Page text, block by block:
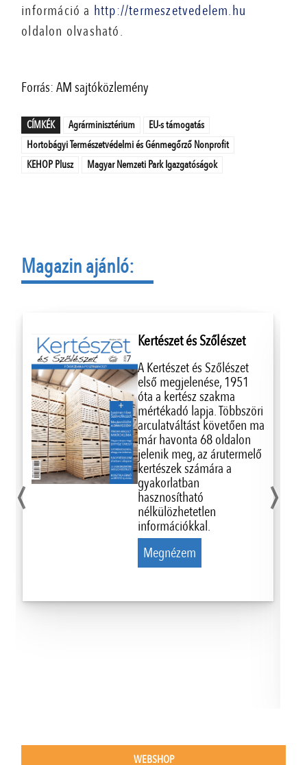
információ a http://termeszetvedelem.hu
oldalon olvasható.
Forrás: AM sajtóközlemény
CÍMKÉK Agrárminisztérium
EU-s támogatás
Hortobágyi Természetvédelmi és Génmegőrző Nonprofit
KEHOP Plusz
Magyar Nemzeti Park Igazgatóságok
Magazin ajánló:
Kertészet és Szőlészet
A Kertészet és Szőlészet
első megjelenése, 1951
óta a kertész szakma
mértékadó lapja. Többszöri
arculatváltást követően ma
már havonta 68 oldalon
jelenik meg, az árutermelő
kertészek számára a
gyakorlatban
hasznosítható
nélkülözhetetlen
információkkal.
Megnézem
‹ ›
WEBSHOP